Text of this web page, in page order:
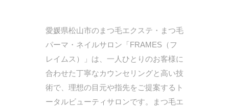
愛媛県松山市のまつ毛エクステ・まつ毛
パーマ・ネイルサロン「FRAMES（フ
レイムス）」は、一人ひとりのお客様に
合わせた丁寧なカウンセリングと高い技
術で、理想の目元や指先をご提案するト
ータルビューティサロンです。まつ毛エ